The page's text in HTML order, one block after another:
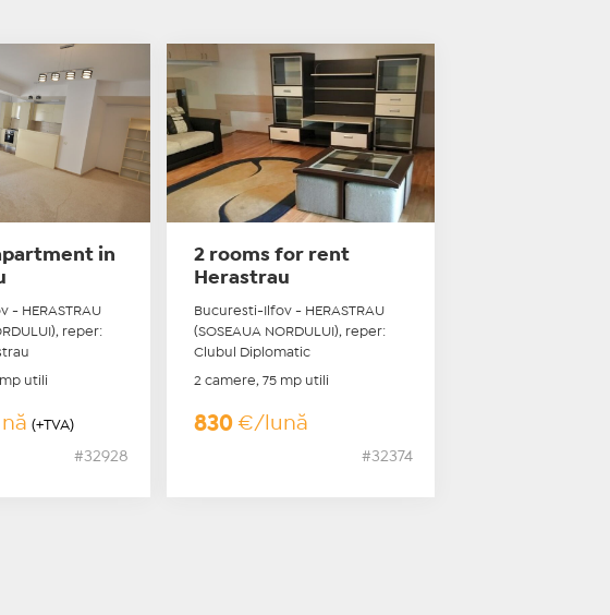
in
- HERASTRAU
reper:
mp utili
(+TVA)
#32928
2 rooms for rent
Herastrau
Bucuresti-Ilfov - HERASTRAU
(SOSEAUA NORDULUI), reper:
Clubul Diplomatic
2 camere, 75 mp utili
830€/lună
#32374